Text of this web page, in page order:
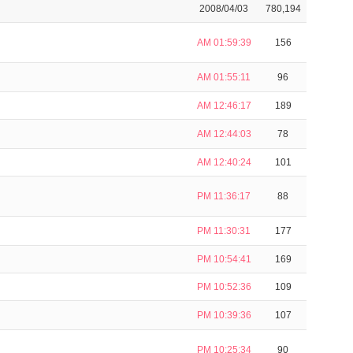
2008/04/03 780,194
AM 01:59:39 156
AM 01:55:11 96
AM 12:46:17 189
AM 12:44:03 78
AM 12:40:24 101
PM 11:36:17 88
PM 11:30:31 177
PM 10:54:41 169
PM 10:52:36 109
PM 10:39:36 107
PM 10:25:34 90